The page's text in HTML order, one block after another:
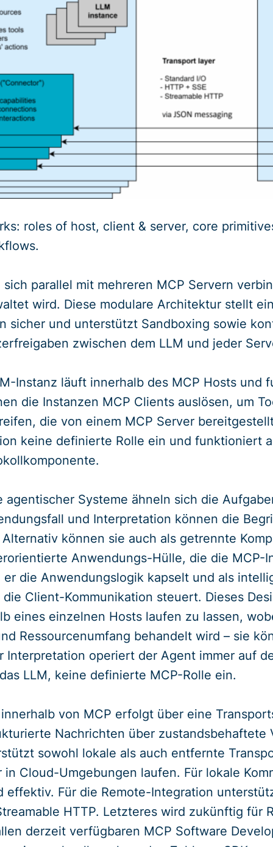
roles of host, client & server, core
sich parallel mit mehreren MCP Servern
wird. Diese modulare Architektur stellt
sicher und unterstützt Sandboxing sowie
zwischen dem LLM und jeder
Instanz läuft innerhalb des MCP Hosts und
die Instanzen MCP Clients auslösen, um
die von einem MCP Server
keine definierte Rolle ein und funktioniert
agentischer Systeme ähneln sich die
und Interpretation können die
können sie auch als getrennte
Anwendungs-Hülle, die die MCP-
die Anwendungslogik kapselt und als
Client-Kommunikation steuert. Dieses
eines einzelnen Hosts laufen zu lassen,
Ressourcenumfang behandelt wird – sie
Interpretation operiert der Agent immer auf
LLM, keine definierte MCP-Rolle ein.
von MCP erfolgt über eine
Nachrichten über
sowohl lokale als auch entfernte
Cloud-Umgebungen laufen. Für lokale
effektiv. Für die Remote-Integration
HTTP. Letzteres wird zukünftig für
derzeit verfügbaren MCP Software